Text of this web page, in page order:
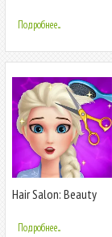
Подробнее...
Hair Salon: Beauty
Подробнее...